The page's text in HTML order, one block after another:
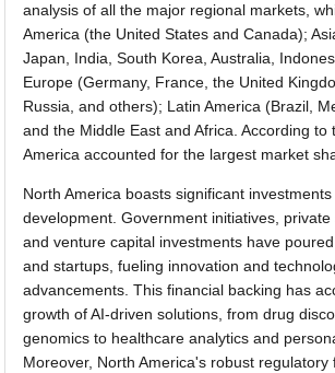
analysis of all the major regional markets,
America (the United States and Canada);
Japan, India, South Korea, Australia,
Europe (Germany, France, the United
Russia, and others); Latin America (Brazil,
and the Middle East and Africa. According to
America accounted for the largest market
North America boasts significant
development. Government initiatives,
and venture capital investments have
and startups, fueling innovation and
advancements. This financial backing has
growth of AI-driven solutions, from drug
genomics to healthcare analytics and
Moreover, North America's robust regulatory